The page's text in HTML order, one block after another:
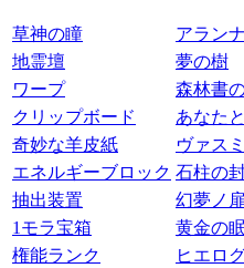
草神の瞳
アラン
地霊壇
夢の樹
ワープ
森林書
クリップボード
あなた
奇妙な羊皮紙
ヴァス
エネルギーブロック 石柱の
抽出装置
幻夢ノ
1モラ宝箱
黄金の
権能ランク
ヒエロ